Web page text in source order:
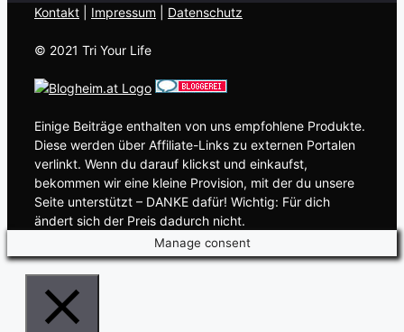
Kontakt Impressum Datenschutz
© 2021 Tri Your Life
Einige Beiträge enthalten von uns empfohlene Produkte.
Diese werden über Affiliate-Links zu externen Portalen
verlinkt. Wenn du darauf klickst und einkaufst,
bekommen wir eine kleine Provision, mit der du unsere
Seite unterstützt – DANKE dafür! Wichtig: Für dich
ändert sich der Preis dadurch nicht.
Manage consent